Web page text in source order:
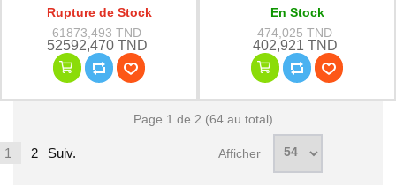
Rupture de Stock
61873,493 TND
52592,470 TND
En Stock
474,025 TND
402,921 TND
Page 1 de 2 (64 au total)
1 2 Suiv. Afficher